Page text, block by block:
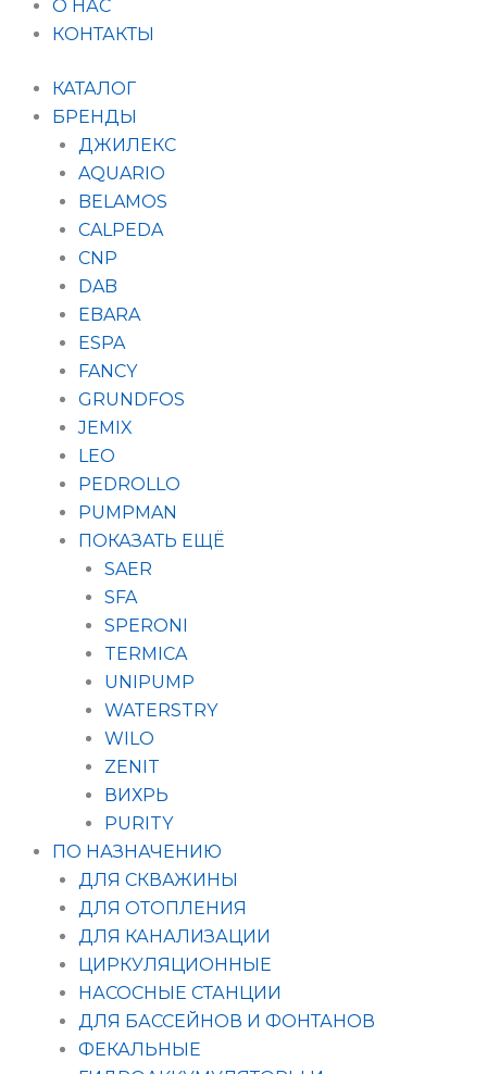
О НАС
КОНТАКТЫ
КАТАЛОГ
БРЕНДЫ
ДЖИЛЕКС
AQUARIO
BELAMOS
CALPEDA
CNP
DAB
EBARA
ESPA
FANCY
GRUNDFOS
JEMIX
LEO
PEDROLLO
PUMPMAN
ПОКАЗАТЬ ЕЩЁ
SAER
SFA
SPERONI
TERMICA
UNIPUMP
WATERSTRY
WILO
ZENIT
ВИХРЬ
PURITY
ПО НАЗНАЧЕНИЮ
ДЛЯ СКВАЖИНЫ
ДЛЯ ОТОПЛЕНИЯ
ДЛЯ КАНАЛИЗАЦИИ
ЦИРКУЛЯЦИОННЫЕ
НАСОСНЫЕ СТАНЦИИ
ДЛЯ БАССЕЙНОВ И ФОНТАНОВ
ФЕКАЛЬНЫЕ